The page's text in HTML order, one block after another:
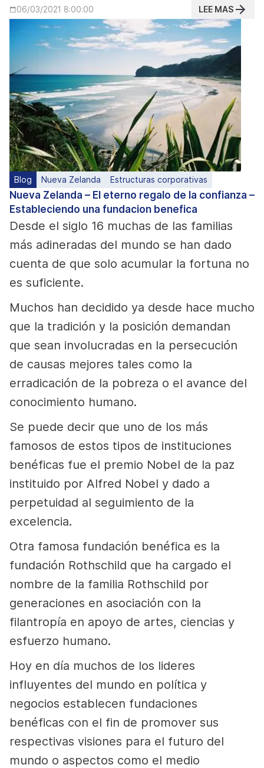
06/03/2021 8:00:00 LEE MAS
Blog Nueva Zelanda Estructuras corporativas
Nueva Zelanda – El eterno regalo de la confianza –
Estableciendo una fundacion benefica
Desde el siglo 16 muchas de las familias
más adineradas del mundo se han dado
cuenta de que solo acumular la fortuna no
es suficiente.
Muchos han decidido ya desde hace mucho
que la tradición y la posición demandan
que sean involucradas en la persecución
de causas mejores tales como la
erradicación de la pobreza o el avance del
conocimiento humano.
Se puede decir que uno de los más
famosos de estos tipos de instituciones
benéficas fue el premio Nobel de la paz
instituido por Alfred Nobel y dado a
perpetuidad al seguimiento de la
excelencia.
Otra famosa fundación benéfica es la
fundación Rothschild que ha cargado el
nombre de la familia Rothschild por
generaciones en asociación con la
filantropía en apoyo de artes, ciencias y
esfuerzo humano.
Hoy en día muchos de los lideres
influyentes del mundo en política y
negocios establecen fundaciones
benéficas con el fin de promover sus
respectivas visiones para el futuro del
mundo o aspectos como el medio